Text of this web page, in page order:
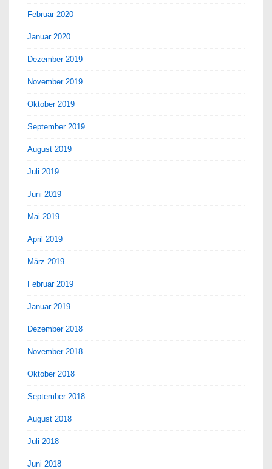
Februar 2020
Januar 2020
Dezember 2019
November 2019
Oktober 2019
September 2019
August 2019
Juli 2019
Juni 2019
Mai 2019
April 2019
März 2019
Februar 2019
Januar 2019
Dezember 2018
November 2018
Oktober 2018
September 2018
August 2018
Juli 2018
Juni 2018